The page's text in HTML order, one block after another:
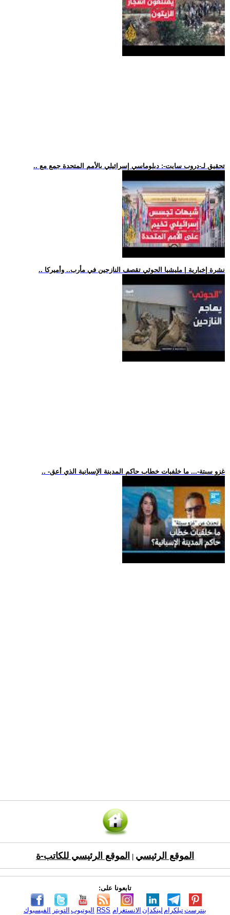
.. تحقيق لـ-دروب سايت-: دبلوماسي إسرائيلي بالأمم المتحدة جمع مع
.. نشرة إخبارية | مليشيا الحوثي تقصف النازحين في مأرب.. وأميركا
.. -غزو سبتة-... ما خلفيات خطاب حاكم المدينة الإسبانية الذي أعق
الموقع الرئيسي الموقع الرئيسي للكاتب-ة
تابعونا على:
الفيسبوك التويتر اليوتيوب RSS الانستغرام لينكدإن تيلكرامبنترست